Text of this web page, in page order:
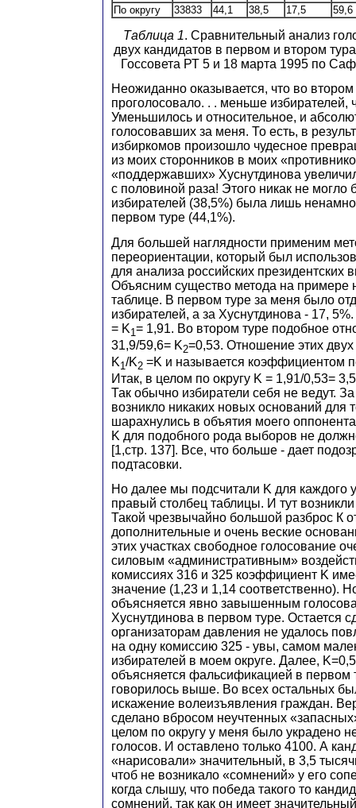
По округу 33833 44,1 38,5 17,5 59,6
Таблица 1. Сравнительный анализ
двух кандидатов в первом и втором
Госсовета РТ 5 и 18 марта 1995 по
Неожиданно оказывается, что во
проголосовало. . . меньше избирателей,
Уменьшилось и относительное, и
голосовавших за меня. То есть, в
избиркомов произошло чудесное
из моих сторонников в моих
«поддержавших» Хуснутдинова
с половиной раза! Этого никак не могло
избирателей (38,5%) была лишь
первом туре (44,1%).
Для большей наглядности применим
переориентации, который был
для анализа российских президентских
Объясним существо метода на примере
таблице. В первом туре за меня было
избирателей, а за Хуснутдинова - 17,
= K1= 1,91. Во втором туре подобное
31,9/59,6= K2=0,53. Отношение этих
K1 /K2 =K и называется коэффициентом
Итак, в целом по округу K = 1,91/0,53=
Так обычно избиратели себя не ведут.
возникло никаких новых оснований для
шарахнулись в объятия моего
K для подобного рода выборов не
[1,стр. 137]. Все, что больше - дает
подтасовки.
Но далее мы подсчитали K для каждого
правый столбец таблицы. И тут
Такой чрезвычайно большой разброс К
дополнительные и очень веские
этих участках свободное голосование
силовым «административным»
комиссиях 316 и 325 коэффициент K
значение (1,23 и 1,14 соответственно).
объясняется явно завышенным
Хуснутдинова в первом туре. Остается
организаторам давления не удалось
на одну комиссию 325 - увы, самом
избирателей в моем округе. Далее,
объясняется фальсификацией в первом
говорилось выше. Во всех остальных
искажение волеизъявления граждан.
сделано вбросом неучтенных
целом по округу у меня было украдено
голосов. И оставлено только 4100. А
«нарисовали» значительный, в 3,5
чтоб не возникало «сомнений» у его
когда слышу, что победа такого то
сомнений, так как он имеет